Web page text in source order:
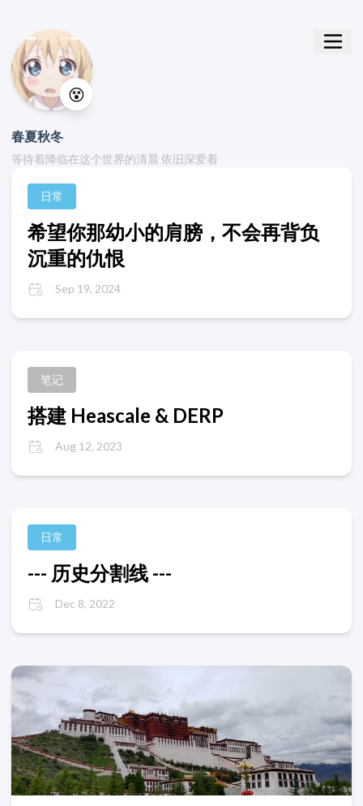
😵
春夏秋冬
等待着降临在这个世界的清晨 依旧深爱着
日常
希望你那幼小的肩膀，不会再背负
沉重的仇恨
Sep 19, 2024
笔记
搭建 Heascale & DERP
Aug 12, 2023
日常
--- 历史分割线 ---
Dec 8, 2022